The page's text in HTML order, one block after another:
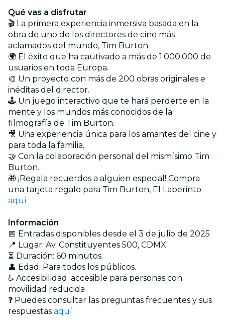
Qué vas a disfrutar
🎬 La primera experiencia inmersiva basada en la
obra de uno de los directores de cine más
aclamados del mundo, Tim Burton.
🌍 El éxito que ha cautivado a más de 1.000.000 de
usuarios en toda Europa.
🎨 Un proyecto con más de 200 obras originales e
inéditas del director.
🕹️ Un juego interactivo que te hará perderte en la
mente y los mundos más conocidos de la
filmografía de Tim Burton.
🎥 Una experiencia única para los amantes del cine y
para toda la familia.
🤝 Con la colaboración personal del mismísimo Tim
Burton.
🎁 ¡Regala recuerdos a alguien especial! Compra
una tarjeta regalo para Tim Burton, El Laberinto
aquí
Información
📅 Entradas disponibles desde el 3 de julio de 2025
📍 Lugar: Av. Constituyentes 500, CDMX.
⏳ Duración: 60 minutos.
👤 Edad: Para todos los públicos.
♿ Accesibilidad: accesible para personas con
movilidad reducida
❓ Puedes consultar las preguntas frecuentes y sus
respuestas aquí